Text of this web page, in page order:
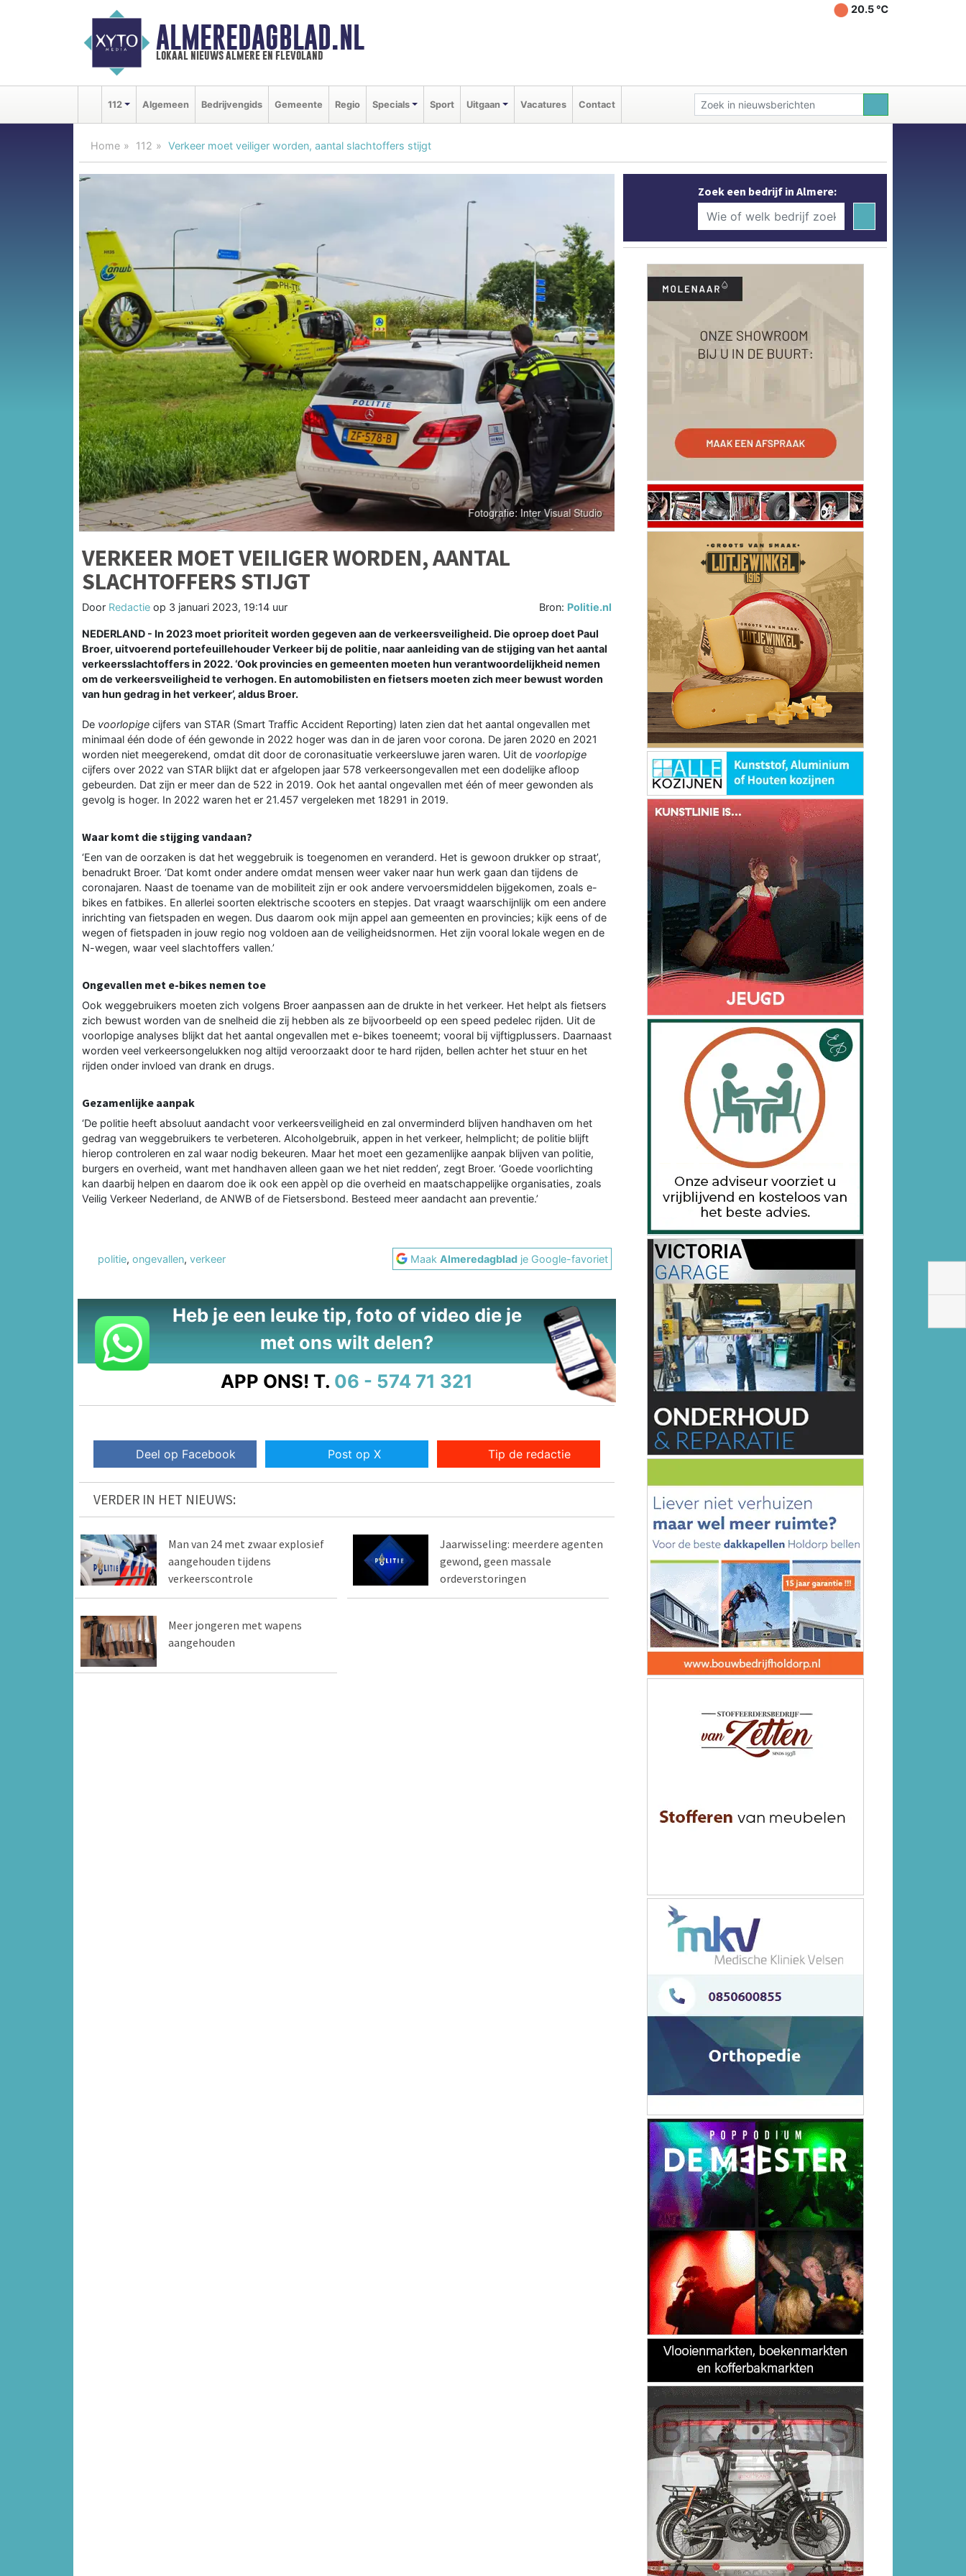
ALMEREDAGBLAD.NL
lokaal nieuws almere en flevoland
20.5 ℃
112 Algemeen Bedrijvengids Gemeente Regio Specials Sport Uitgaan Vacatures Contact
Home 112 Verkeer moet veiliger worden, aantal slachtoffers stijgt
VERKEER MOET VEILIGER WORDEN, AANTAL
SLACHTOFFERS STIJGT
Door Redactie op 3 januari 2023, 19:14 uur Bron: Politie.nl
NEDERLAND - In 2023 moet prioriteit worden gegeven aan de verkeersveiligheid. Die oproep doet Paul
Broer, uitvoerend portefeuillehouder Verkeer bij de politie, naar aanleiding van de stijging van het aantal
verkeersslachtoffers in 2022. ‘Ook provincies en gemeenten moeten hun verantwoordelijkheid nemen
om de verkeersveiligheid te verhogen. En automobilisten en fietsers moeten zich meer bewust worden
van hun gedrag in het verkeer’, aldus Broer.
De voorlopige cijfers van STAR (Smart Traffic Accident Reporting) laten zien dat het aantal ongevallen met
minimaal één dode of één gewonde in 2022 hoger was dan in de jaren voor corona. De jaren 2020 en 2021
worden niet meegerekend, omdat dit door de coronasituatie verkeersluwe jaren waren. Uit de voorlopige
cijfers over 2022 van STAR blijkt dat er afgelopen jaar 578 verkeersongevallen met een dodelijke afloop
gebeurden. Dat zijn er meer dan de 522 in 2019. Ook het aantal ongevallen met één of meer gewonden als
gevolg is hoger. In 2022 waren het er 21.457 vergeleken met 18291 in 2019.
Waar komt die stijging vandaan?
‘Een van de oorzaken is dat het weggebruik is toegenomen en veranderd. Het is gewoon drukker op straat’,
benadrukt Broer. ‘Dat komt onder andere omdat mensen weer vaker naar hun werk gaan dan tijdens de
coronajaren. Naast de toename van de mobiliteit zijn er ook andere vervoersmiddelen bijgekomen, zoals e-
bikes en fatbikes. En allerlei soorten elektrische scooters en stepjes. Dat vraagt waarschijnlijk om een andere
inrichting van fietspaden en wegen. Dus daarom ook mijn appel aan gemeenten en provincies; kijk eens of de
wegen of fietspaden in jouw regio nog voldoen aan de veiligheidsnormen. Het zijn vooral lokale wegen en de
N-wegen, waar veel slachtoffers vallen.’
Ongevallen met e-bikes nemen toe
Ook weggebruikers moeten zich volgens Broer aanpassen aan de drukte in het verkeer. Het helpt als fietsers
zich bewust worden van de snelheid die zij hebben als ze bijvoorbeeld op een speed pedelec rijden. Uit de
voorlopige analyses blijkt dat het aantal ongevallen met e-bikes toeneemt; vooral bij vijftigplussers. Daarnaast
worden veel verkeersongelukken nog altijd veroorzaakt door te hard rijden, bellen achter het stuur en het
rijden onder invloed van drank en drugs.
Gezamenlijke aanpak
‘De politie heeft absoluut aandacht voor verkeersveiligheid en zal onverminderd blijven handhaven om het
gedrag van weggebruikers te verbeteren. Alcoholgebruik, appen in het verkeer, helmplicht; de politie blijft
hierop controleren en zal waar nodig bekeuren. Maar het moet een gezamenlijke aanpak blijven van politie,
burgers en overheid, want met handhaven alleen gaan we het niet redden’, zegt Broer. ‘Goede voorlichting
kan daarbij helpen en daarom doe ik ook een appèl op die overheid en maatschappelijke organisaties, zoals
Veilig Verkeer Nederland, de ANWB of de Fietsersbond. Besteed meer aandacht aan preventie.’
politie, ongevallen, verkeer MaakAlmeredagblad je Google-favoriet
Heb je een leuke tip, foto of video die je
met ons wilt delen?
APP ONS! T. 06 - 574 71 321
Deel op Facebook Post op X Tip de redactie
VERDER IN HET NIEUWS:
Man van 24 met zwaar explosief
aangehouden tijdens
verkeerscontrole
Jaarwisseling: meerdere agenten
gewond, geen massale
ordeverstoringen
Meer jongeren met wapens
aangehouden
Zoek een bedrijf in Almere: